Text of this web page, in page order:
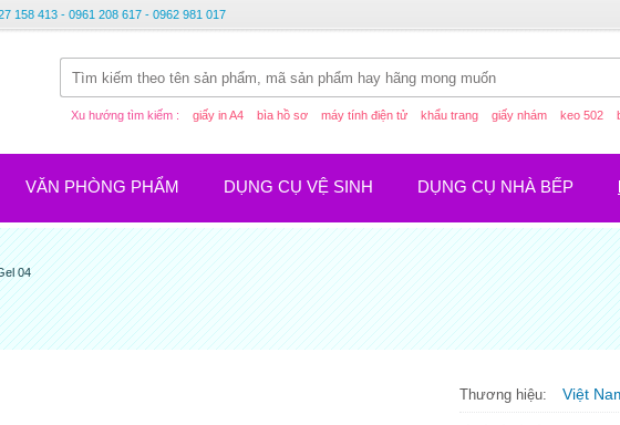
158 413 - 0961 208 617 - 0962 981 017
Xu hướng tìm kiếm : giấy in A4 bìa hồ sơ máy tính điện tử khẩu trang giấy nhám keo 502
VĂN PHÒNG PHẨM DỤNG CỤ VỆ SINH DỤNG CỤ NHÀ BẾP
04
Thương hiệu: Việt